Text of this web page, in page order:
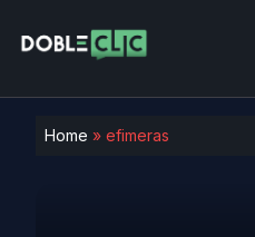
Home » efimeras